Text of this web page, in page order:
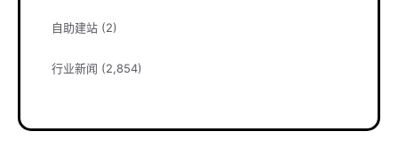
自助建站 (2)
行业新闻 (2,854)